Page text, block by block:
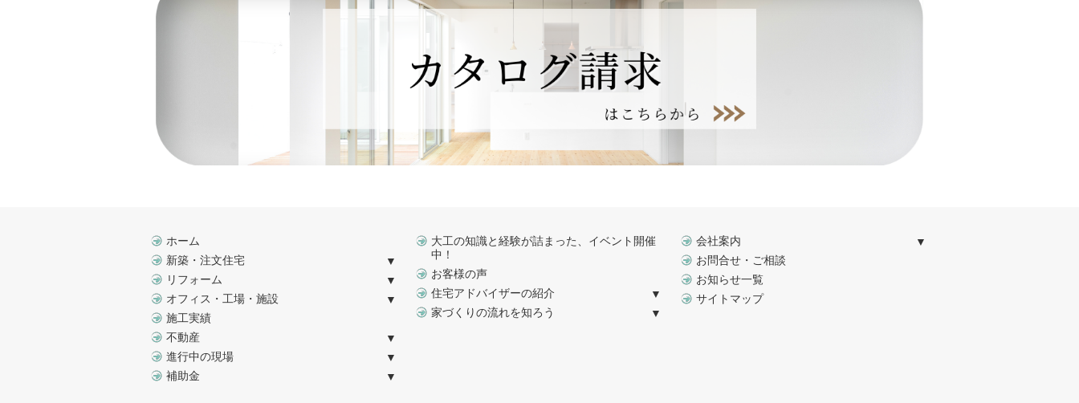
ホーム
新築・注文住宅
リフォーム
オフィス・工場・施設
施工実績
不動産
進行中の現場
補助金
大工の知識と経験が詰まった、イベント開催
中！
お客様の声
住宅アドバイザーの紹介
家づくりの流れを知ろう
会社案内
お問合せ・ご相談
お知らせ一覧
サイトマップ